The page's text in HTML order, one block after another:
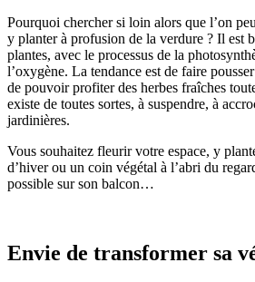
Pourquoi chercher si loin alors que l’on
y planter à profusion de la verdure ? Il est
plantes, avec le processus de la
l’oxygène. La tendance est de faire
de pouvoir profiter des herbes fraîches
existe de toutes sortes, à suspendre, à
jardinières.
Vous souhaitez fleurir votre espace, y
d’hiver ou un coin végétal à l’abri du
possible sur son balcon…
Envie de transformer sa